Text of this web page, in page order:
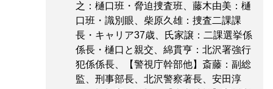
之：樋口班・脅迫捜査班、藤木由美：樋
口班・識別眼、柴原久雄：捜査二課課
長・キャリア37歳、氏家譲：二課選挙係
係長・樋口と親交、綿貫亨：北沢署強行
犯係係長、【警視庁幹部他】斎藤：副総
監、刑事部長、北沢警察著長、安田淳